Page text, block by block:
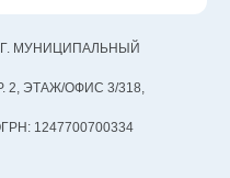
МУНИЦИПАЛЬНЫЙ
2, ЭТАЖ/ОФИС 3/318,
1247700700334